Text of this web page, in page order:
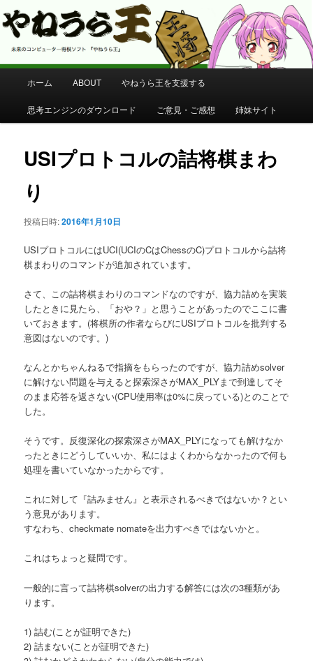
やねうら王 公式サイト
コンピューター将棋 やねうら王 公式サイト
メ
メ
イ
ン
ン
ツ
へ
動
ホーム ABOUT やねうら王を支援する
思考エンジンのダウンロード ご意見・ご感想 姉妹サイト
USIプロトコルの詰将棋まわ
り
投稿日時:2016年1月10日
USIプロトコルにはUCI(UCIのCはChessのC)プロトコルから詰将
棋まわりのコマンドが追加されています。
さて、この詰将棋まわりのコマンドなのですが、協力詰めを実装
したときに見たら、「おや？」と思うことがあったのでここに書
いておきます。(将棋所の作者ならびにUSIプロトコルを批判する
意図はないのです。)
なんとかちゃんねるで指摘をもらったのですが、協力詰めsolver
に解けない問題を与えると探索深さがMAX_PLYまで到達してそ
のまま応答を返さない(CPU使用率は0%に戻っている)とのことで
した。
そうです。反復深化の探索深さがMAX_PLYになっても解けなか
ったときにどうしていいか、私にはよくわからなかったので何も
処理を書いていなかったからです。
これに対して『詰みません』と表示されるべきではないか？とい
う意見があります。
すなわち、checkmate nomateを出力すべきではないかと。
これはちょっと疑問です。
一般的に言って詰将棋solverの出力する解答には次の3種類があ
ります。
1) 詰む(ことが証明できた)
2) 詰まない(ことが証明できた)